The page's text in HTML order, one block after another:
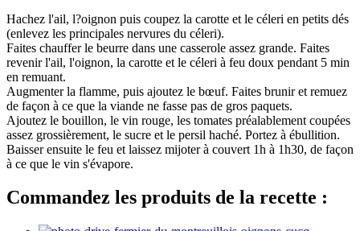
Hachez l'ail, l?oignon puis coupez la carotte et le céleri en petits dés
(enlevez les principales nervures du céleri).
Faites chauffer le beurre dans une casserole assez grande. Faites
revenir l'ail, l'oignon, la carotte et le céleri à feu doux pendant 5 min
en remuant.
Augmenter la flamme, puis ajoutez le bœuf. Faites brunir et remuez
de façon à ce que la viande ne fasse pas de gros paquets.
Ajoutez le bouillon, le vin rouge, les tomates préalablement coupées
assez grossièrement, le sucre et le persil haché. Portez à ébullition.
Baisser ensuite le feu et laissez mijoter à couvert 1h à 1h30, de façon
à ce que le vin s'évapore.
Commandez les produits de la recette :